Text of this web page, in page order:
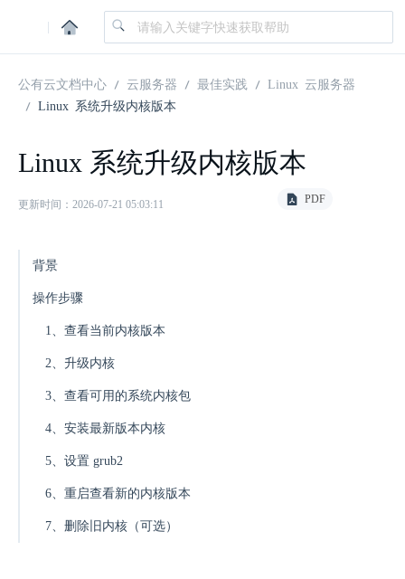
|
公有云文档中心 云服务器 最佳实践
Linux 云服务器
Linux 系统升级内核版本
Linux 系统升级内核版本
更新时间：2026-07-21 05:03:11 PDF
背景
操作步骤
1、查看当前内核版本
2、升级内核
3、查看可用的系统内核包
4、安装最新版本内核
5、设置 grub2
6、重启查看新的内核版本
7、删除旧内核（可选）